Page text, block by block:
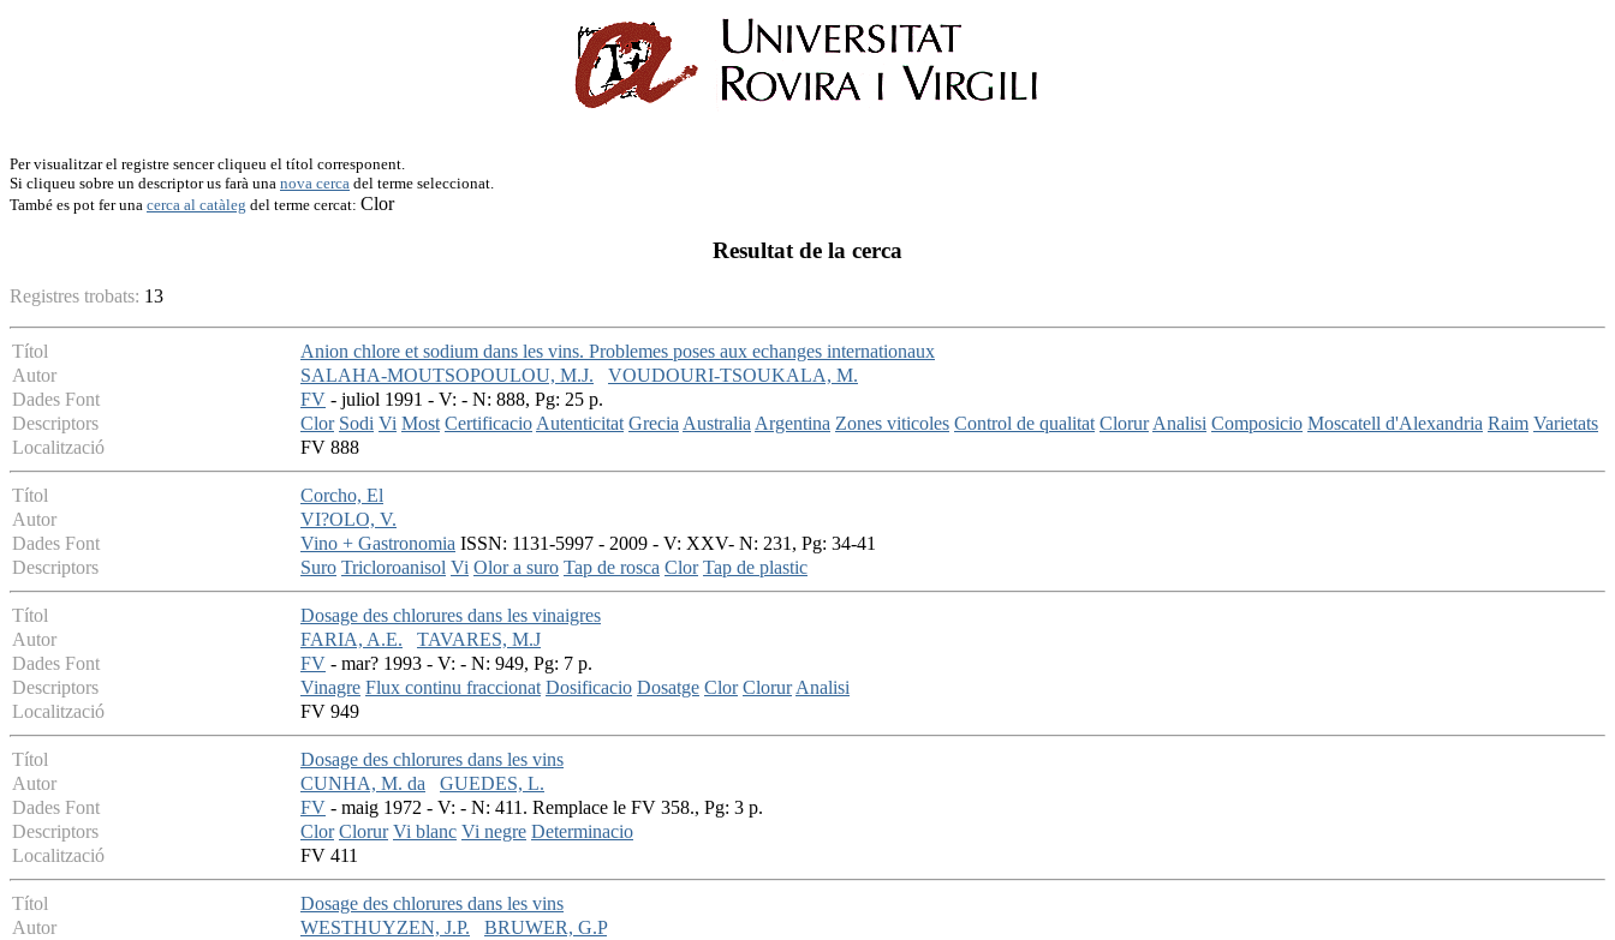
Per visualitzar el registre sencer cliqueu el títol corresponent.
Si cliqueu sobre un descriptor us farà una nova cerca del terme seleccionat.
També es pot fer una cerca al catàleg del terme cercat: Clor
Resultat de la cerca
Registres trobats: 13
Títol
Anion chlore et sodium dans les vins. Problemes poses aux echanges internationaux
Autor
SALAHA-MOUTSOPOULOU, M.J.
VOUDOURI-TSOUKALA, M.
Dades Font
FV - juliol 1991 - V: - N: 888, Pg: 25 p.
Descriptors
Clor Sodi Vi Most CertificacioAutenticitat GreciaAustraliaArgentina Zones viticoles Control de qualitat ClorurAnalisi Composicio Moscatell d'Alexandria Raim Varietats
Localització
FV 888
Títol
Corcho, El
Autor
VI?OLO, V.
Dades Font
Vino + Gastronomia ISSN: 1131-5997 - 2009 - V: XXV- N: 231, Pg: 34-41
Descriptors
Suro Tricloroanisol Vi Olor a suro Tap de rosca Clor Tap de plastic
Títol
Dosage des chlorures dans les vinaigres
Autor
FARIA, A.E.
TAVARES, M.J
Dades Font
FV - mar? 1993 - V: - N: 949, Pg: 7 p.
Descriptors
Vinagre Flux continu fraccionat Dosificacio Dosatge Clor ClorurAnalisi
Localització
FV 949
Títol
Dosage des chlorures dans les vins
Autor
CUNHA, M. da
GUEDES, L.
Dades Font
FV - maig 1972 - V: - N: 411. Remplace le FV 358., Pg: 3 p.
Descriptors
Clor Clorur Vi blanc Vi negre Determinacio
Localització
FV 411
Títol
Dosage des chlorures dans les vins
Autor
WESTHUYZEN, J.P.
BRUWER, G.P